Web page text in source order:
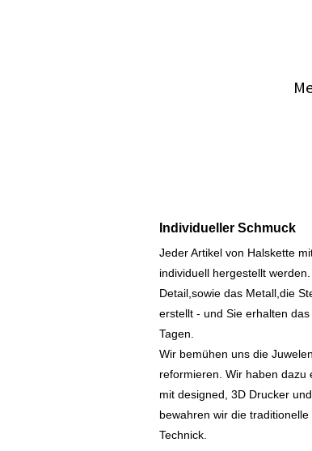
Individueller Schmuck
Jeder Artikel von Halskette
individuell hergestellt werden.
Detail,sowie das Metall,die
erstellt - und Sie erhalten
Tagen.
Wir bemühen uns die
reformieren. Wir haben dazu
mit designed, 3D Drucker
bewahren wir die
Technick.